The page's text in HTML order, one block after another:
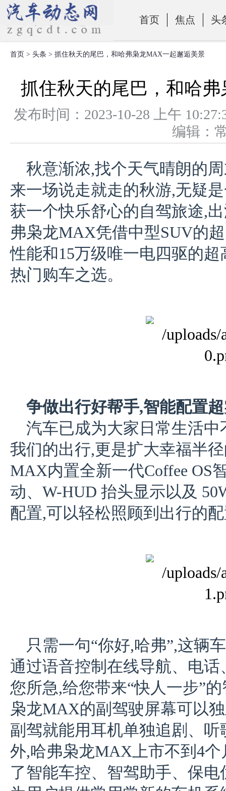
首页 焦点 头
零部件
首页 > 头条 > 抓住秋天的尾巴，和哈弗枭龙MAX一起邂逅美景
抓住秋天的尾巴，和哈
发布时间：2023-10-28 上午
编辑
秋意渐浓,找个天气晴朗的
来一场说走就走的秋游,无疑
获一个快乐舒心的自驾旅途,
弗枭龙MAX凭借中型SUV的
性能和15万级唯一电四驱的
热门购车之选。
争做出行好帮手,智能配置
汽车已成为大家日常生活
我们的出行,更是扩大幸福半
MAX内置全新一代Coffee OS
动、W-HUD 抬头显示以及
配置,可以轻松照顾到出行的
只需一句“你好,哈弗”,这辆
通过语音控制在线导航、电
您所急,给您带来“快人一步”
枭龙MAX的副驾驶屏幕可以
副驾就能用耳机单独追剧、
外,哈弗枭龙MAX上市不到4
了智能车控、智驾助手、保